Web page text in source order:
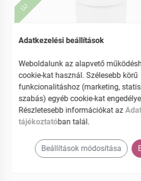
ÚJ
Adatkezelési beállítások
Weboldalunk az alapvető
cookie-kat használ. Szélesebb körű
funkcionalitáshoz (marketing,
szabás) egyéb cookie-kat
Részletesebb információkat az
tájékoztatóban talál.
Beállítások módosítása